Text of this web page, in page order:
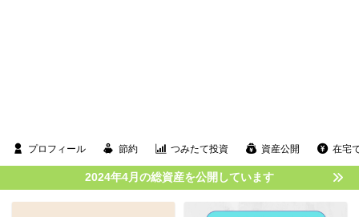
プロフィール 節約 つみたて投資 資産公開 在宅
2024年4月の総資産を公開しています